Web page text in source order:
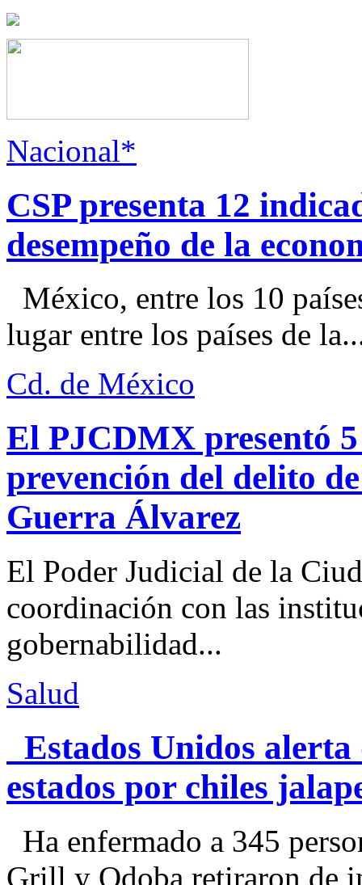
Nacional*
CSP presenta 12
desempeño de la
México, entre los 10
lugar entre los países de
Cd. de México
El PJCDMX presentó
prevención del delito
Guerra Álvarez
El Poder Judicial de la
coordinación con las
gobernabilidad...
Salud
Estados Unidos alerta
estados por chiles
Ha enfermado a 345
Grill y Qdoba retiraron de